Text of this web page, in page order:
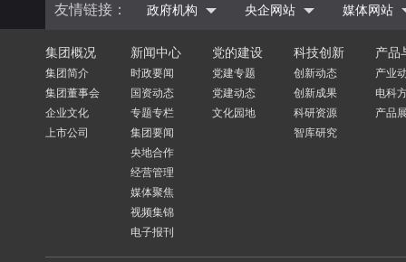
友情链接： 政府机构 央企网站 媒体网站
集团概况
集团简介
集团董事会
企业文化
上市公司
新闻中心
时政要闻
国资动态
专题专栏
集团要闻
央地合作
经营管理
媒体聚焦
视频集锦
电子报刊
党的建设
党建专题
党建动态
文化园地
科技创新
创新动态
创新成果
科研资源
智库研究
产品
产业
电科
产品